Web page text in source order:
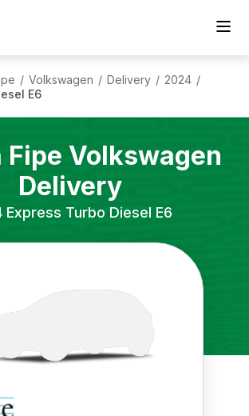
/ Volkswagen / Delivery / 2024 /
E6
Fipe Volkswagen
Delivery
Express Turbo Diesel E6